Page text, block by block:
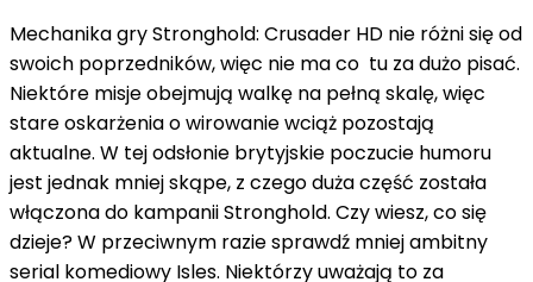
Mechanika gry Stronghold: Crusader HD nie różni się od
swoich poprzedników, więc nie ma co tu za dużo pisać.
Niektóre misje obejmują walkę na pełną skalę, więc
stare oskarżenia o wirowanie wciąż pozostają
aktualne. W tej odsłonie brytyjskie poczucie humoru
jest jednak mniej skąpe, z czego duża część została
włączona do kampanii Stronghold. Czy wiesz, co się
dzieje? W przeciwnym razie sprawdź mniej ambitny
serial komediowy Isles. Niektórzy uważają to za